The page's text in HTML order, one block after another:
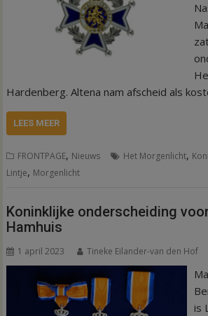
Hardenberg. Altena nam afscheid als
LEES MEER
FRONTPAGE, Nieuws Het Morgenlicht,
Lintje, Morgenlicht
Koninklijke onderscheiding
Hamhuis
1 april 2023 Tineke Eilander-van den Hof
is